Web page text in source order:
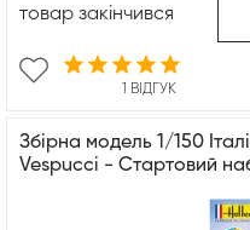
1 ВІДГУК
товар закінчився
Збірна модель 1/150
Vespucci - Стартовий